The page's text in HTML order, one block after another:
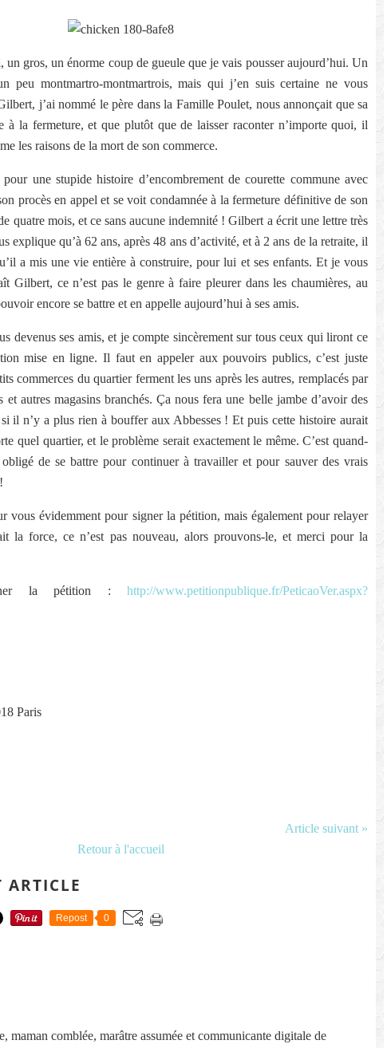
un gros, un énorme coup de gueule que je vais pousser aujourd’hui. Un
peu montmartro-montmartrois, mais qui j’en suis certaine ne vous
j’ai nommé le père dans la Famille Poulet, nous annonçait que sa
à la fermeture, et que plutôt que de laisser raconter n’importe quoi, il
les raisons de la mort de son commerce.
une stupide histoire d’encombrement de courette commune avec
procès en appel et se voit condamnée à la fermeture définitive de son
quatre mois, et ce sans aucune indemnité ! Gilbert a écrit une lettre très
explique qu’à 62 ans, après 48 ans d’activité, et à 2 ans de la retraite, il
a mis une vie entière à construire, pour lui et ses enfants. Et je vous
Gilbert, ce n’est pas le genre à faire pleurer dans les chaumières, au
encore se battre et en appelle aujourd’hui à ses amis.
devenus ses amis, et je compte sincèrement sur tous ceux qui liront ce
mise en ligne. Il faut en appeler aux pouvoirs publics, c’est juste
commerces du quartier ferment les uns après les autres, remplacés par
et autres magasins branchés. Ça nous fera une belle jambe d’avoir des
il n’y a plus rien à bouffer aux Abbesses ! Et puis cette histoire aurait
quel quartier, et le problème serait exactement le même. C’est quand-
obligé de se battre pour continuer à travailler et pour sauver des vrais
vous évidemment pour signer la pétition, mais également pour relayer
la force, ce n’est pas nouveau, alors prouvons-le, et merci pour la
la pétition : http://www.petitionpublique.fr/PeticaoVer.aspx?
Paris
Article suivant »
Retour à l'accueil
ARTICLE
Repost 0
maman comblée, marâtre assumée et communicante digitale de